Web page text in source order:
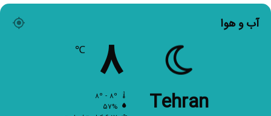
آب و هوا
Tehran
آسمان صاف
۸
۵۷%
۶.۱۷ کیلومتر/ساعت